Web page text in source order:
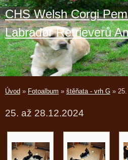
CHS Welsh Corgi
Labrador Retrieverů
Úvod » Fotoalbum » štěňata - vrh G »
25. až 28.12.2024